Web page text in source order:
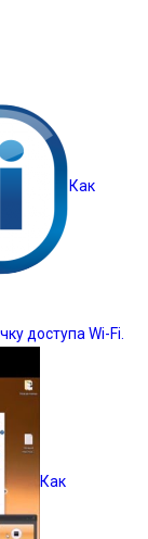
Как
доступа Wi-Fi.
Как